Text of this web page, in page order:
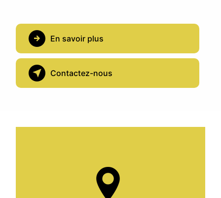
En savoir plus
Contactez-nous